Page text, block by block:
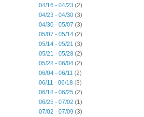
04/16 - 04/23 (2)
04/23 - 04/30 (3)
04/30 - 05/07 (3)
05/07 - 05/14 (2)
05/14 - 05/21 (3)
05/21 - 05/28 (2)
05/28 - 06/04 (2)
06/04 - 06/11 (2)
06/11 - 06/18 (3)
06/18 - 06/25 (2)
06/25 - 07/02 (1)
07/02 - 07/09 (3)